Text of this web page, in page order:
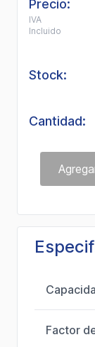
Read
2
Reviews.
Enlace
misma
página.
Precio:
IVA
Incluido
Stock:
Cantidad:
Factor